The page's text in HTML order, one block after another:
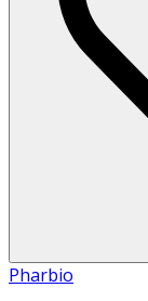
Pharbio